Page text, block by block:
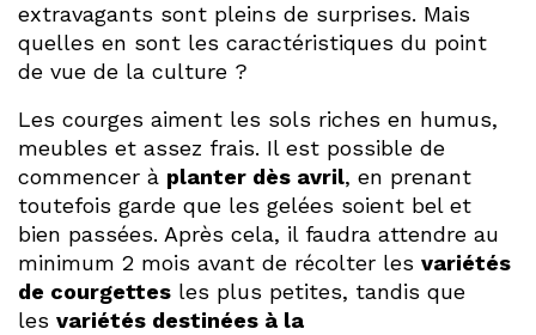
extravagants sont pleins de surprises. Mais
quelles en sont les caractéristiques du point
de vue de la culture ?
Les courges aiment les sols riches en humus,
meubles et assez frais. Il est possible de
commencer à planter dès avril, en prenant
toutefois garde que les gelées soient bel et
bien passées. Après cela, il faudra attendre au
minimum 2 mois avant de récolter les variétés
de courgettes les plus petites, tandis que
les variétés destinées à la